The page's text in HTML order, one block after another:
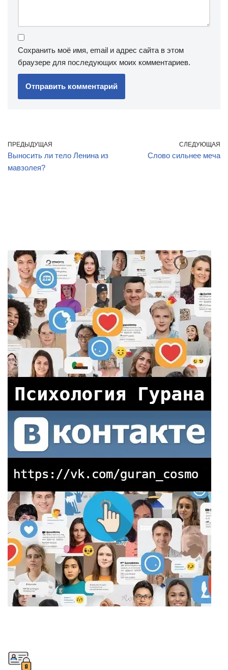
Сохранить моё имя, email и адрес сайта в этом
браузере для последующих моих комментариев.
ПРЕДЫДУЩАЯ
Выносить ли тело Ленина из
мавзолея?
СЛЕДУЮЩАЯ
Слово сильнее меча